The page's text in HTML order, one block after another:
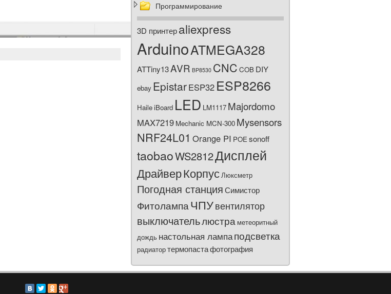
Программирование
3D принтерaliexpress
ArduinoATMEGA328
ATTiny13AVR BP8530 CNC COB DIY
ebay EpistarESP32 ESP8266
HaileiBoard LED LM1117 Majordomo
MAX7219 Mechanic MCN-300 Mysensors
NRF24L01 Orange PI POEsonoff
taobaoWS2812Дисплей
ДрайверКорпусЛюксметр
Погодная станцияСимистор
ФитолампаЧПУвентилятор
выключательлюстра метеоритный
дождь настольная лампаподсветка
радиатортермопастафотография